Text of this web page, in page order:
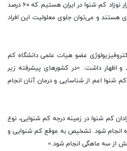
وی افزود: «سالانه شاهد تولد ۵ هزار نوزاد کم شنوا در ایران هستیم که ۶۰ درصد
هستند و می‌توان جلوی معلولیت این افراد
عضو هیات علمی دانشگاه کم
اظهار داشت: «در کشورهای پیشرفته زیر
شنوا اعم از شناسایی و درمان آنان انجام
کم شنوا در زمینه درجه کم شنوایی، نوع
انجام شود. تشخیص به موقع کم شنوایی و
از سه ماهگی انجام شود.»